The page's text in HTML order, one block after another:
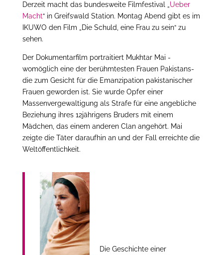
Derzeit macht das bundesweite Filmfestival „ Ueber
Macht“ in Greifswald Station. Montag Abend gibt es im
IKUWO den Film „Die Schuld, eine Frau zu sein“ zu
sehen.
Der Dokumentarfilm portraitiert Mukhtar Mai -
womöglich eine der berühmtesten Frauen Pakistans-
die zum Gesicht für die Emanzipation pakistanischer
Frauen geworden ist. Sie wurde Opfer einer
Massenvergewaltigung als Strafe für eine angebliche
Beziehung ihres 12jährigens Bruders mit einem
Mädchen, das einem anderen Clan angehört. Mai
zeigte die Täter daraufhin an und der Fall erreichte die
Weltöffentlichkeit.
Die Geschichte einer